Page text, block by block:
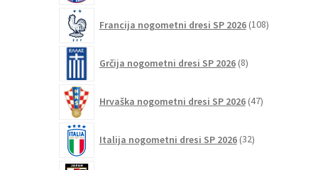
Francija nogometni dresi SP 2026 108izdelkov
Grčija nogometni dresi SP 2026 8izdelkov
Hrvaška nogometni dresi SP 2026 47izdelkov
Italija nogometni dresi SP 2026 32izdelkov